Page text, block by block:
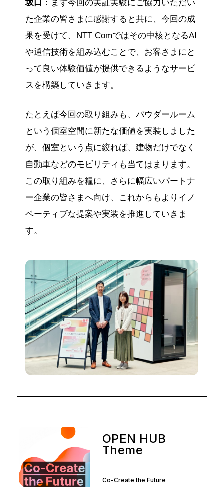
坂口 ：まず今回の実証実験にご協力いただい
た企業の皆さまに感謝すると共に、今回の成
果を受けて、NTT Comではその中核となるAI
や通信技術を組み込むことで、お客さまにと
って良い体験価値が提供できるようなサービ
スを構築していきます。
たとえば今回の取り組みも、パウダールーム
という個室空間に新たな価値を実装しました
が、個室という点に絞れば、建物だけでなく
自動車などのモビリティも当てはまります。
この取り組みを糧に、さらに幅広いパートナ
ー企業の皆さまへ向け、これからもよりイノ
ベーティブな提案や実装を推進していきま
す。
OPEN HUB
Theme
Co-Create the Future